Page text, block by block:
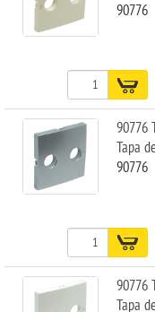
90776
90776
Tapa
90776
90776
Tapa